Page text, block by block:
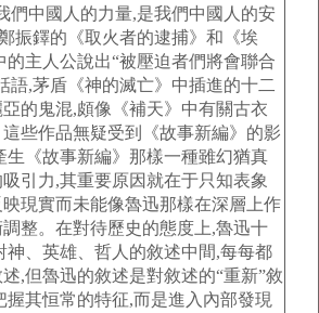
們中國人的力量,是我們中國人的安
振鐸的《取火者的逮捕》和《埃
的主人公說出“被壓迫者們將會聯合
語,茅盾《神的滅亡》中插進的十二
的鬼混,頗像《補天》中有關古衣
些作品無疑受到《故事新編》的影
生《故事新編》那樣一種雖幻猶真
引力,其重要原因就在于只知表象
現實而未能像魯迅那樣在深層上作
整。在對待歷史的態度上,魯迅十
神、英雄、哲人的敘述中間,每每都
,但魯迅的敘述是對敘述的“重新”敘
握其恒常的特征,而是進入內部發現